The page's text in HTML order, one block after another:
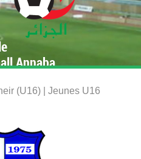
Annaba
(U16) | Jeunes U16